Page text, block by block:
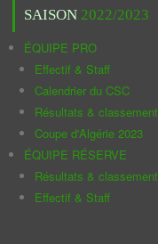
SAISON 2022/2023
ÉQUIPE PRO
Effectif & Staff
Calendrier du CSC
Résultats & classement
Coupe d'Algérie 2023
ÉQUIPE RÉSERVE
Résultats & classement
Effectif & Staff